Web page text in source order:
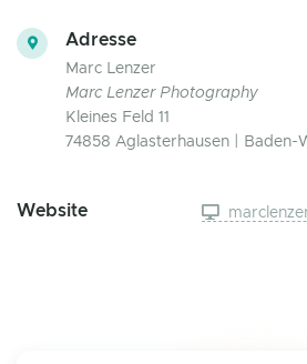
Adresse
Marc Lenzer
Marc Lenzer Photography
Kleines Feld 11
74858 Aglasterhausen | Baden-
Website